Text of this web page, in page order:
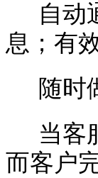
自动
息；有
随时
当客
而客户